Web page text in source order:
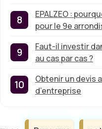
EPALZEO :
pour le 9e
Faut-il investir
au cas par cas ?
Obtenir un devis
d’entreprise
Étiquettes